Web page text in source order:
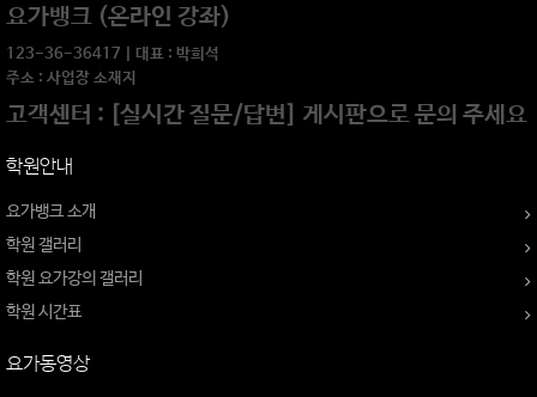
요가뱅크 (온라인 강좌)
123-36-36417 | 대표 : 박희석
주소 : 사업장 소재지
고객센터 : [실시간 질문/답변] 게시판으로 문의 주세요
학원안내
요가뱅크 소개
학원 갤러리
학원 요가강의 갤러리
학원 시간표
요가동영상